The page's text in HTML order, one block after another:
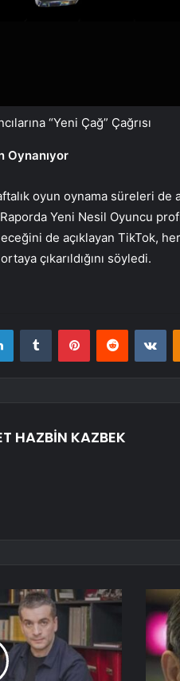
“Yeni Çağ” Çağrısı
Oynanıyor
oyun oynama süreleri
Yeni Nesil Oyuncu
de açıklayan TikTok,
çıkarıldığını söyledi.
LinkedInTumblr PinterestReddit
HAZBİN KAZBEK